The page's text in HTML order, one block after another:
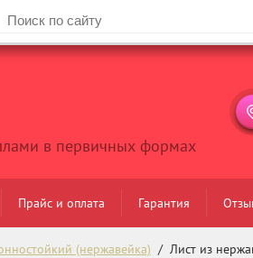
в первичных формах
Прайс и оплата Гарантия
(нержавейка)
/  Лист из